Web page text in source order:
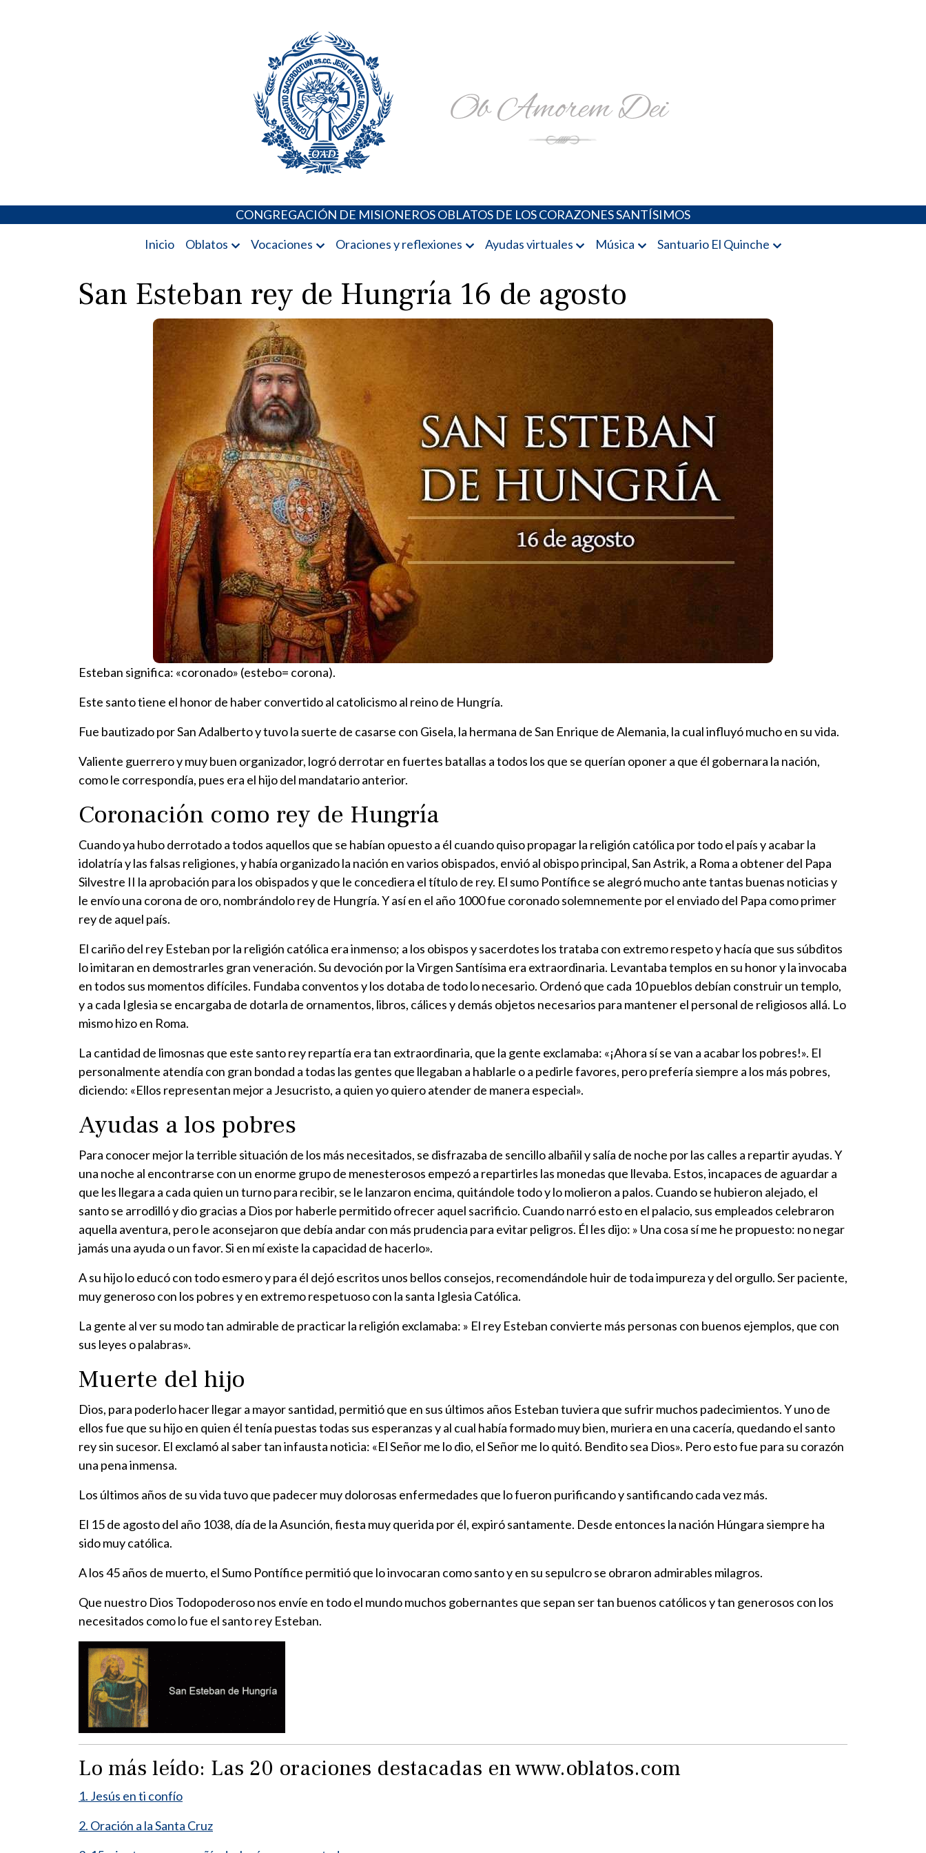
CONGREGACIÓN DE MISIONEROS OBLATOS DE LOS CORAZONES SANTÍSIMOS
Inicio
Oblatos Vocaciones Oraciones y reflexiones Ayudas virtuales Música Santuario El Quinche
San Esteban rey de Hungría 16 de agosto
Esteban significa: «coronado» (estebo= corona).
Este santo tiene el honor de haber convertido al catolicismo al reino de Hungría.
Fue bautizado por San Adalberto y tuvo la suerte de casarse con Gisela, la hermana de San Enrique de Alemania, la cual influyó mucho en su vida.
Valiente guerrero y muy buen organizador, logró derrotar en fuertes batallas a todos los que se querían oponer a que él gobernara la nación,
como le correspondía, pues era el hijo del mandatario anterior.
Coronación como rey de Hungría
Cuando ya hubo derrotado a todos aquellos que se habían opuesto a él cuando quiso propagar la religión católica por todo el país y acabar la
idolatría y las falsas religiones, y había organizado la nación en varios obispados, envió al obispo principal, San Astrik, a Roma a obtener del Papa
Silvestre II la aprobación para los obispados y que le concediera el título de rey. El sumo Pontífice se alegró mucho ante tantas buenas noticias y
le envío una corona de oro, nombrándolo rey de Hungría. Y así en el año 1000 fue coronado solemnemente por el enviado del Papa como primer
rey de aquel país.
El cariño del rey Esteban por la religión católica era inmenso; a los obispos y sacerdotes los trataba con extremo respeto y hacía que sus súbditos
lo imitaran en demostrarles gran veneración. Su devoción por la Virgen Santísima era extraordinaria. Levantaba templos en su honor y la invocaba
en todos sus momentos difíciles. Fundaba conventos y los dotaba de todo lo necesario. Ordenó que cada 10 pueblos debían construir un templo,
y a cada Iglesia se encargaba de dotarla de ornamentos, libros, cálices y demás objetos necesarios para mantener el personal de religiosos allá. Lo
mismo hizo en Roma.
La cantidad de limosnas que este santo rey repartía era tan extraordinaria, que la gente exclamaba: «¡Ahora sí se van a acabar los pobres!». El
personalmente atendía con gran bondad a todas las gentes que llegaban a hablarle o a pedirle favores, pero prefería siempre a los más pobres,
diciendo: «Ellos representan mejor a Jesucristo, a quien yo quiero atender de manera especial».
Ayudas a los pobres
Para conocer mejor la terrible situación de los más necesitados, se disfrazaba de sencillo albañil y salía de noche por las calles a repartir ayudas. Y
una noche al encontrarse con un enorme grupo de menesterosos empezó a repartirles las monedas que llevaba. Estos, incapaces de aguardar a
que les llegara a cada quien un turno para recibir, se le lanzaron encima, quitándole todo y lo molieron a palos. Cuando se hubieron alejado, el
santo se arrodilló y dio gracias a Dios por haberle permitido ofrecer aquel sacrificio. Cuando narró esto en el palacio, sus empleados celebraron
aquella aventura, pero le aconsejaron que debía andar con más prudencia para evitar peligros. Él les dijo: » Una cosa sí me he propuesto: no negar
jamás una ayuda o un favor. Si en mí existe la capacidad de hacerlo».
A su hijo lo educó con todo esmero y para él dejó escritos unos bellos consejos, recomendándole huir de toda impureza y del orgullo. Ser paciente,
muy generoso con los pobres y en extremo respetuoso con la santa Iglesia Católica.
La gente al ver su modo tan admirable de practicar la religión exclamaba: » El rey Esteban convierte más personas con buenos ejemplos, que con
sus leyes o palabras».
Muerte del hijo
Dios, para poderlo hacer llegar a mayor santidad, permitió que en sus últimos años Esteban tuviera que sufrir muchos padecimientos. Y uno de
ellos fue que su hijo en quien él tenía puestas todas sus esperanzas y al cual había formado muy bien, muriera en una cacería, quedando el santo
rey sin sucesor. El exclamó al saber tan infausta noticia: «El Señor me lo dio, el Señor me lo quitó. Bendito sea Dios». Pero esto fue para su corazón
una pena inmensa.
Los últimos años de su vida tuvo que padecer muy dolorosas enfermedades que lo fueron purificando y santificando cada vez más.
El 15 de agosto del año 1038, día de la Asunción, fiesta muy querida por él, expiró santamente. Desde entonces la nación Húngara siempre ha
sido muy católica.
A los 45 años de muerto, el Sumo Pontífice permitió que lo invocaran como santo y en su sepulcro se obraron admirables milagros.
Que nuestro Dios Todopoderoso nos envíe en todo el mundo muchos gobernantes que sepan ser tan buenos católicos y tan generosos con los
necesitados como lo fue el santo rey Esteban.
Lo más leído: Las 20 oraciones destacadas en www.oblatos.com
1. Jesús en ti confío
2. Oración a la Santa Cruz